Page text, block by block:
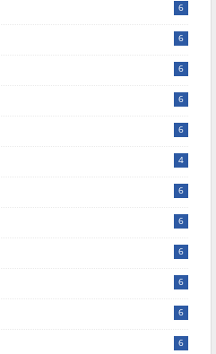
6
6
6
6
6
4
6
6
6
6
6
6